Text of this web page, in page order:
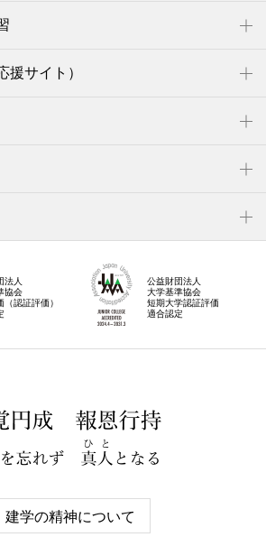
援サイト）
法人
協会
（認証評価）
公益財団法人
大学基準協会
短期大学認証評価
適合認定
建学の精神について